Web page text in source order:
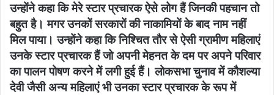
उन्होंने कहा कि मेरे स्टार प्रचारक ऐसे लोग हैं जिनकी पहचान तो
बहुत है। मगर उनकों सरकारों की नाकामियों के बाद नाम नहीं
मिल पाया। उन्होंने कहा कि निश्चित तौर से ऐसी ग्रामीण महिलाएं
उनके स्टार प्रचारक हैं जो अपनी मेहनत के दम पर अपने परिवार
का पालन पोषण करने में लगी हुई हैं। लोकसभा चुनाव में कौशल्या
देवी जैसी अन्य महिलाएं भी उनका स्टार प्रचारक के रूप में